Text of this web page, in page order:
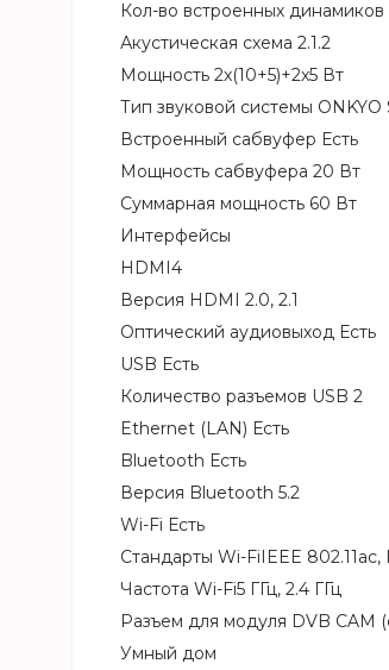
Кол-во встроенных динамиков
Акустическая схема 2.1.2
Мощность 2x(10+5)+2x5 Вт
Тип звуковой системы
Встроенный сабвуфер Есть
Мощность сабвуфера 20 Вт
Суммарная мощность 60 Вт
Интерфейсы
HDMI4
Версия HDMI 2.0, 2.1
Оптический аудиовыход Есть
USB Есть
Количество разъемов USB 2
Ethernet (LAN) Есть
Bluetooth Есть
Версия Bluetooth 5.2
Wi-Fi Есть
Стандарты Wi-FiIEEE 802.11ac,
Частота Wi-Fi5 ГГц, 2.4 ГГц
Разъем для модуля DVB CAM
Умный дом